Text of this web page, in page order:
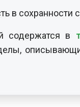
в сохранности
содержатся в